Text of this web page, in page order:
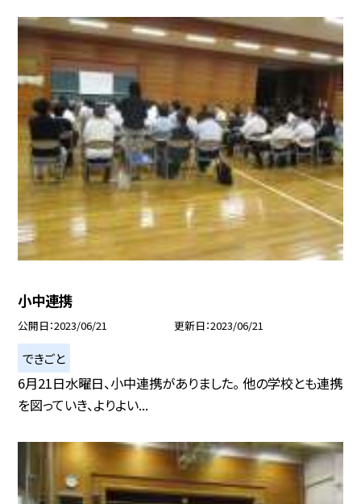
小中連携
公開日 2023/06/21 更新日 2023/06/21
できごと
6月21日水曜日、小中連携がありました。 他の学校とも連携
を図っていき、よりよい...